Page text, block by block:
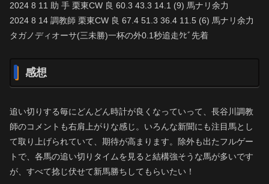
2024 8 11 助 手 栗東CW 良 60.3 43.3 14.1 (9) 馬ナリ余力
2024 8 14 調教師 栗東CW 良 67.4 51.3 36.4 11.5 (6) 馬ナリ余力
タガノディオーサ(三未勝)一杯の外0.1秒追走ｸﾋﾞ先着
感想
追い切りする毎にどんどん時計が良くなっていって、長谷川調教
師のコメントも右肩上がりな感じ。いろんな新聞にも注目馬とし
て取り上げられていて、期待が高まります。除外も出たフルゲー
トで、各馬の追い切りタイムを見ると結構強そうな馬が多いです
が、すべて捻じ伏せて新馬勝ちしてもらいたい！